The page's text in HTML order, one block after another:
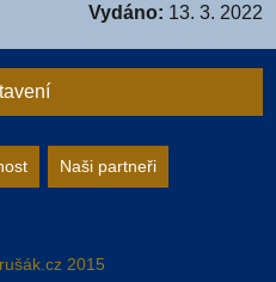
Vydáno: 13. 3. 2022
webu
Naši partneři
2015